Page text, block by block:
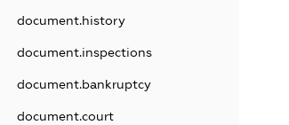
document.history
document.inspections
document.bankruptcy
document.court